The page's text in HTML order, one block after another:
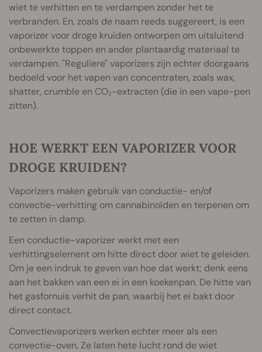
wiet te verhitten en te verdampen zonder het te
verbranden. En, zoals de naam reeds suggereert, is een
vaporizer voor droge kruiden ontworpen om uitsluitend
onbewerkte toppen en ander plantaardig materiaal te
verdampen. "Reguliere" vaporizers zijn echter doorgaans
bedoeld voor het vapen van concentraten, zoals wax,
shatter, crumble en CO₂-extracten (die in een vape-pen
zitten).
HOE WERKT EEN VAPORIZER VOOR
DROGE KRUIDEN?
Vaporizers maken gebruik van conductie- en/of
convectie-verhitting om cannabinoïden en terpenen om
te zetten in damp.
Een conductie-vaporizer werkt met een
verhittingselement om hitte direct door wiet te geleiden.
Om je een indruk te geven van hoe dat werkt; denk eens
aan het bakken van een ei in een koekenpan. De hitte van
het gasfornuis verhit de pan, waarbij het ei bakt door
direct contact.
Convectievaporizers werken echter meer als een
convectie-oven. Ze laten hete lucht rond de wiet